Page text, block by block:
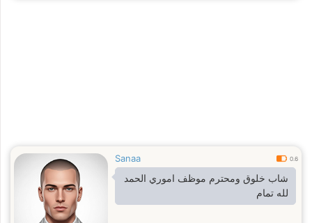
Sanaa 0.6
شاب خلوق ومحترم موظف اموري الحمد
لله تمام